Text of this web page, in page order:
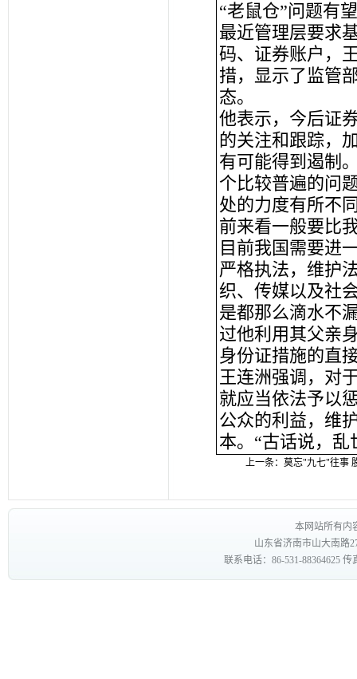
“老鼠仓”问题有
最近管理层要求
码、证券账户，
措，显示了监管
态。
他表示，今后证
的关注和跟踪，
有可能得到遏制
个比较普遍的问
处的力度有所不
前来看一般要比
目前我国需要进
严格执法，维护
织、传媒以及社
是都那么滴水不
过他利用其父亲
身份证措施的直
王连洲强调，对
就应当依法予以
公众的利益，维
本。“古话说，
上一条： 莫忘"九七"往事
本网站所有内
山东省济南市山大南路
联系电话：86-531-88364625 传